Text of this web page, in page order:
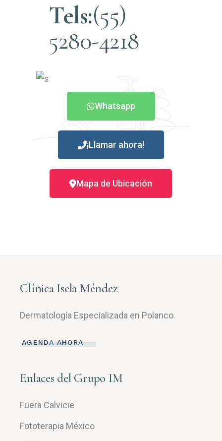
Tels:(55)
5280-4218
Whatsapp
¡Llamar ahora!
Mapa de Ubicación
Clínica Isela Méndez
Dermatología Especializada en Polanco.
AGENDA AHORA
Enlaces del Grupo IM
Fuera Calvicie
Fototerapia México